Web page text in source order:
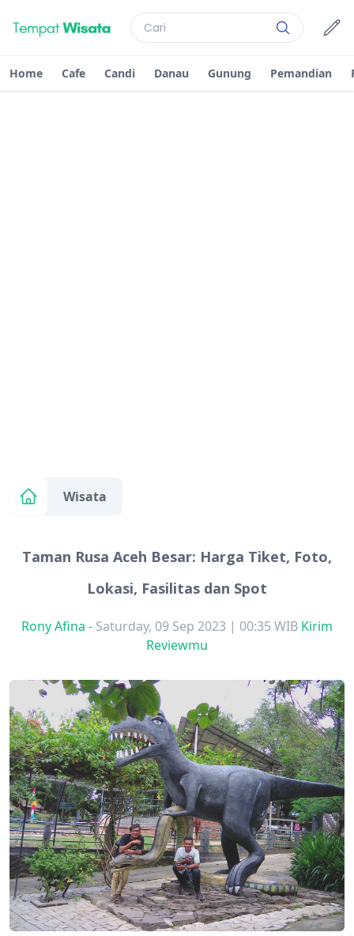
Home Cafe Candi Danau Gunung Pemandian
Wisata
Taman Rusa Aceh Besar: Harga Tiket, Foto,
Lokasi, Fasilitas dan Spot
Rony Afina - Saturday, 09 Sep 2023 | 00:35 WIB Kirim
Reviewmu